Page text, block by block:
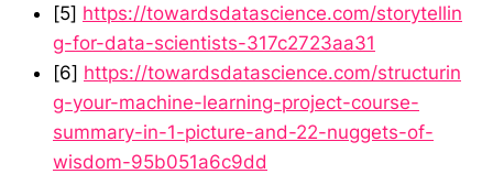
[5] https://towardsdatascience.com/storytellin
g-for-data-scientists-317c2723aa31
[6] https://towardsdatascience.com/structurin
g-your-machine-learning-project-course-
summary-in-1-picture-and-22-nuggets-of-
wisdom-95b051a6c9dd